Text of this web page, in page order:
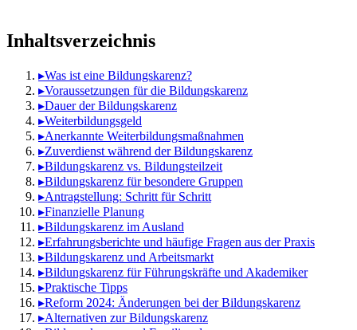
Inhaltsverzeichnis
▸Was ist eine Bildungskarenz?
▸Voraussetzungen für die Bildungskarenz
▸Dauer der Bildungskarenz
▸Weiterbildungsgeld
▸Anerkannte Weiterbildungsmaßnahmen
▸Zuverdienst während der Bildungskarenz
▸Bildungskarenz vs. Bildungsteilzeit
▸Bildungskarenz für besondere Gruppen
▸Antragstellung: Schritt für Schritt
▸Finanzielle Planung
▸Bildungskarenz im Ausland
▸Erfahrungsberichte und häufige Fragen aus der Praxis
▸Bildungskarenz und Arbeitsmarkt
▸Bildungskarenz für Führungskräfte und Akademiker
▸Praktische Tipps
▸Reform 2024: Änderungen bei der Bildungskarenz
▸Alternativen zur Bildungskarenz